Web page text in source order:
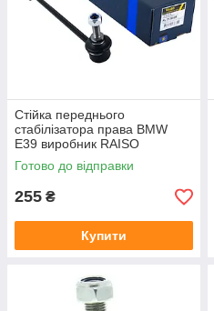
Стійка переднього
стабілізатора права BMW
E39 виробник RAISO
Готово до відправки
255 ₴
Купити